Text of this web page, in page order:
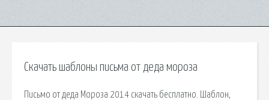
Скачать шаблоны письма от деда мороза
Письмо от деда Мороза 2014 скачать бесплатно. Шаблон,